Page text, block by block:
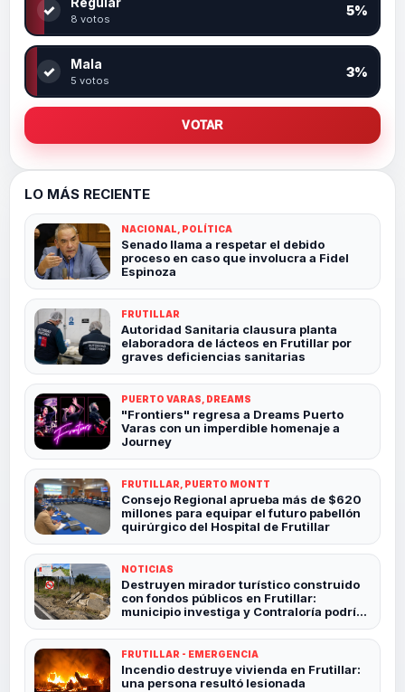
✓ 8 votos
5%
✓ Mala
5 votos
3%
VOTAR
LO MÁS RECIENTE
NACIONAL, POLÍTICA
Senado llama a respetar el debido
proceso en caso que involucra a Fidel
Espinoza
FRUTILLAR
Autoridad Sanitaria clausura planta
elaboradora de lácteos en Frutillar por
graves deficiencias sanitarias
PUERTO VARAS, DREAMS
"Frontiers" regresa a Dreams Puerto
Varas con un imperdible homenaje a
Journey
FRUTILLAR, PUERTO MONTT
Consejo Regional aprueba más de $620
millones para equipar el futuro pabellón
quirúrgico del Hospital de Frutillar
NOTICIAS
Destruyen mirador turístico construido
con fondos públicos en Frutillar:
municipio investiga y Contraloría podría
FRUTILLAR - EMERGENCIA
Incendio destruye vivienda en Frutillar:
una persona resultó lesionada